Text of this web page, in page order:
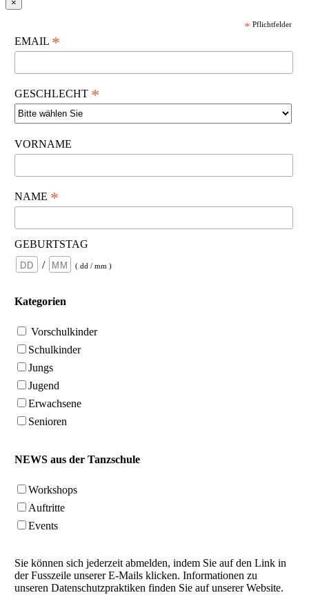
×
* Pflichtfelder
EMAIL *
GESCHLECHT *
VORNAME
NAME *
GEBURTSTAG
/
( dd / mm )
Kategorien
Vorschulkinder
Schulkinder
Jungs
Jugend
Erwachsene
Senioren
NEWS aus der Tanzschule
Workshops
Auftritte
Events
Sie können sich jederzeit abmelden, indem Sie auf den Link in
der Fusszeile unserer E-Mails klicken. Informationen zu
unseren Datenschutzpraktiken finden Sie auf unserer Website.